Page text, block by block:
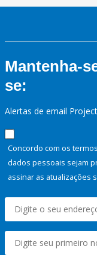
Mantenha-
se:
Alertas de email
Concordo com os
dados pessoais sejam
assinar as atualizações